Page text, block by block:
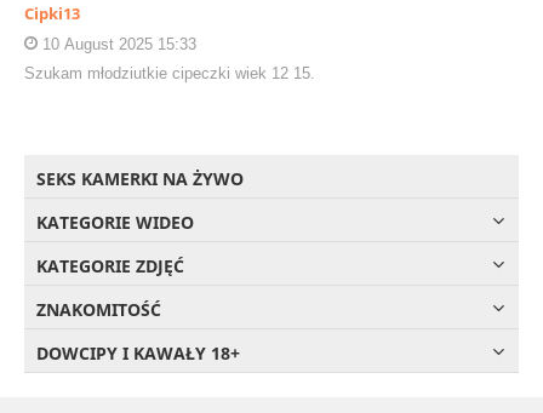
Cipki13
10 August 2025 15:33
Szukam młodziutkie cipeczki wiek 12 15.
SEKS KAMERKI NA ŻYWO
KATEGORIE WIDEO
KATEGORIE ZDJĘĆ
ZNAKOMITOŚĆ
DOWCIPY I KAWAŁY 18+